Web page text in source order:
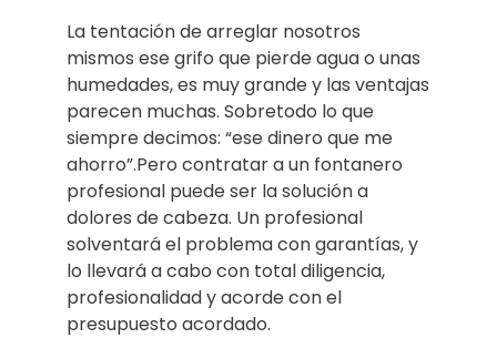
La tentación de arreglar nosotros
mismos ese grifo que pierde agua o unas
humedades, es muy grande y las ventajas
parecen muchas. Sobretodo lo que
siempre decimos: “ese dinero que me
ahorro”.Pero contratar a un fontanero
profesional puede ser la solución a
dolores de cabeza. Un profesional
solventará el problema con garantías, y
lo llevará a cabo con total diligencia,
profesionalidad y acorde con el
presupuesto acordado.